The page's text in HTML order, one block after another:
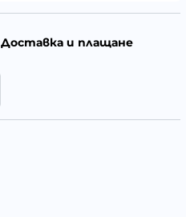
Доставка и плащане